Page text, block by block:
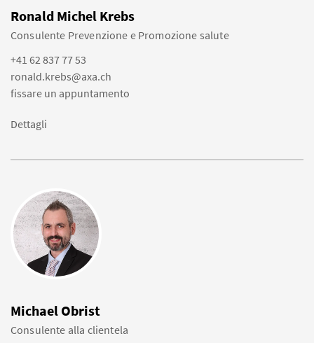
Ronald Michel Krebs
Consulente Prevenzione e Promozione salute
+41 62 837 77 53
ronald.krebs@axa.ch
fissare un appuntamento
Dettagli
Michael Obrist
Consulente alla clientela